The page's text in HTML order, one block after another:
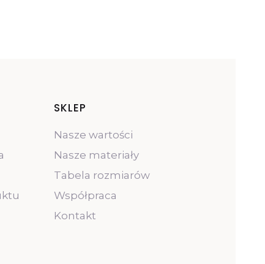
SKLEP
Nasze wartości
Nasze materiały
Tabela rozmiarów
Współpraca
Kontakt